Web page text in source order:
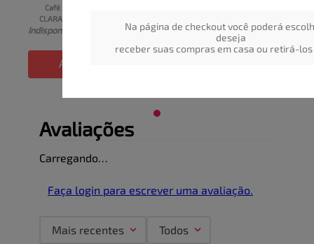
Na página de checkout você poderá
deseja
receber suas compras em casa ou retirá-
Café Solúvel SANTA
CLARA 50g
Indisponível
ADICIONAR
Indisponível
Avaliações
Carregando…
Faça login para escrever uma avaliação.
Mais recentes Todos